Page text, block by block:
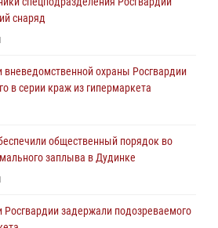
снаряд
вневедомственной охраны Росгвардии
в серии краж из гипермаркета
общественный порядок во
заплыва в Дудинке
Росгвардии задержали подозреваемого